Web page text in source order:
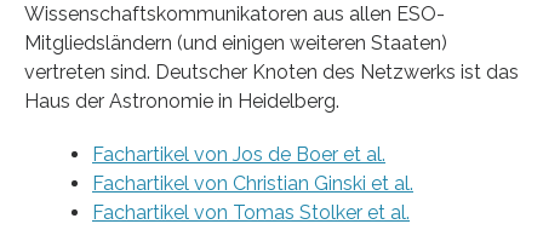
Wissenschaftskommunikatoren aus allen ESO-
Mitgliedsländern (und einigen weiteren Staaten)
vertreten sind. Deutscher Knoten des Netzwerks ist das
Haus der Astronomie in Heidelberg.
Fachartikel von Jos de Boer et al.
Fachartikel von Christian Ginski et al.
Fachartikel von Tomas Stolker et al.